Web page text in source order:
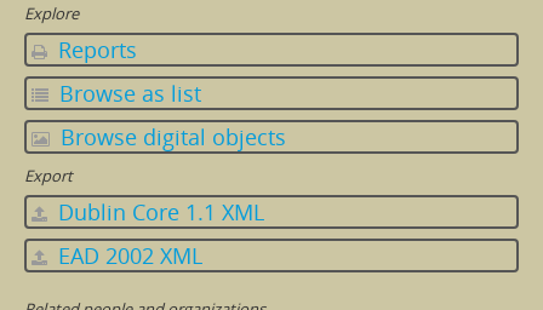
Explore
Reports
Browse as list
Browse digital objects
Export
Dublin Core 1.1 XML
EAD 2002 XML